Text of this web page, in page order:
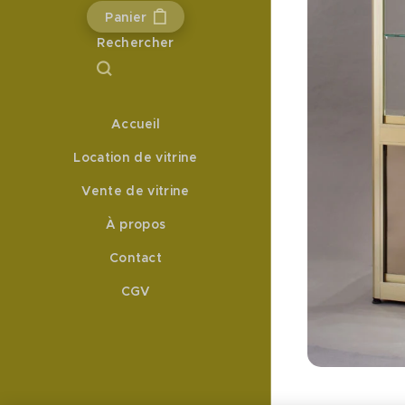
Panier
Rechercher
Accueil
Location de vitrine
Vente de vitrine
À propos
Contact
CGV